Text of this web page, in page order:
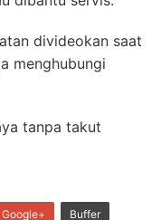
divideokan saat
menghubungi
tanpa takut
Google+ Buffer